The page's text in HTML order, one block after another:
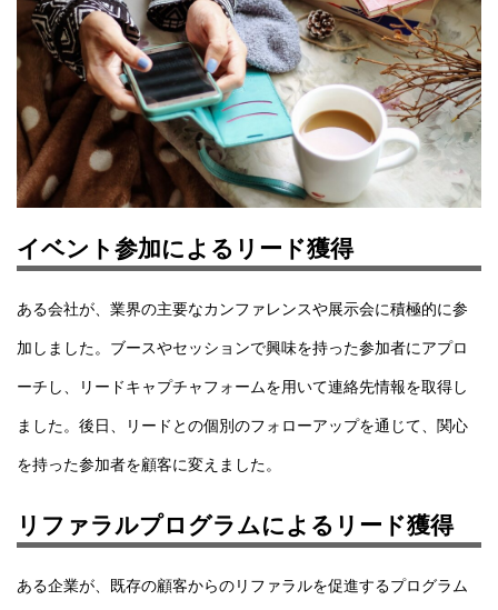
イベント参加によるリード獲得
ある会社が、業界の主要なカンファレンスや展示会に積極的に参
加しました。ブースやセッションで興味を持った参加者にアプロ
ーチし、リードキャプチャフォームを用いて連絡先情報を取得し
ました。後日、リードとの個別のフォローアップを通じて、関心
を持った参加者を顧客に変えました。
リファラルプログラムによるリード獲得
ある企業が、既存の顧客からのリファラルを促進するプログラム